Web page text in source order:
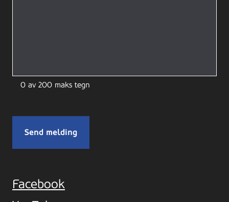
0 av 200 maks tegn
Facebook